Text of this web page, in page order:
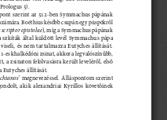
5).
szerint  az  512-ben  Symmachus  pápának
Boëthius később csupán egy püspökről
scriptor epistolae), míg a Symmachus pápának
szkíták  által  küldött  levél  Symmachus  pápa
és  nem  tartalmazza  Eutyches  állítását.
es khalkédóni zsinat, akkor a legvalószínűbb,
a zsinaton felolvasásra került leveléről, első
Eutyches állítását.
’  megnevezéssel.  Álláspontom  szerint
akik  alexandriai  Kyrillos  követőinek